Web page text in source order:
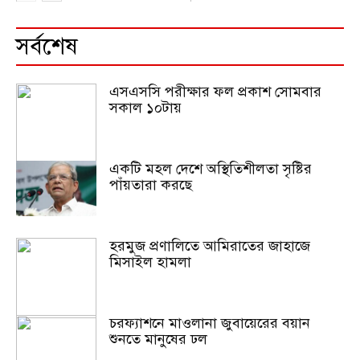
সর্বশেষ
এসএসসি পরীক্ষার ফল প্রকাশ সোমবার
সকাল ১০টায়
একটি মহল দেশে অস্থিতিশীলতা সৃষ্টির
পাঁয়তারা করছে
হরমুজ প্রণালিতে আমিরাতের জাহাজে
মিসাইল হামলা
চরফ্যাশনে মাওলানা জুবায়েরের বয়ান
শুনতে মানুষের ঢল